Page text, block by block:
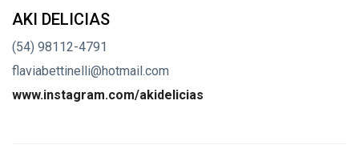
AKI DELICIAS
(54) 98112-4791
flaviabettinelli@hotmail.com
www.instagram.com/akidelicias